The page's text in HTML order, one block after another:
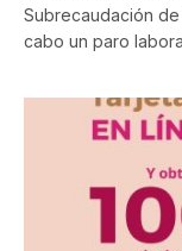
Subrecaudación
cabo un paro